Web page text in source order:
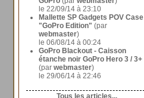
le 22/09/14 à 23:10
Mallette SP Gadgets POV Case
"GoPro Edition" (par
webmaster)
le 06/08/14 à 00:24
GoPro Blackout - Caisson
étanche noir GoPro Hero 3 / 3+
(par webmaster)
le 29/06/14 à 22:46
Tous les articles...